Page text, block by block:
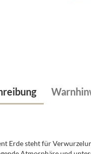
Erde steht für